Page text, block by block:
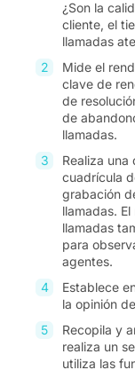
¿Son la
cliente, el
llamadas
Mide el
clave de
de
de
llamadas.
Realiza una
cuadrícula
grabación
llamadas.
llamadas
para
agentes.
Establece
la opinión
Recopila y
realiza un
utiliza las